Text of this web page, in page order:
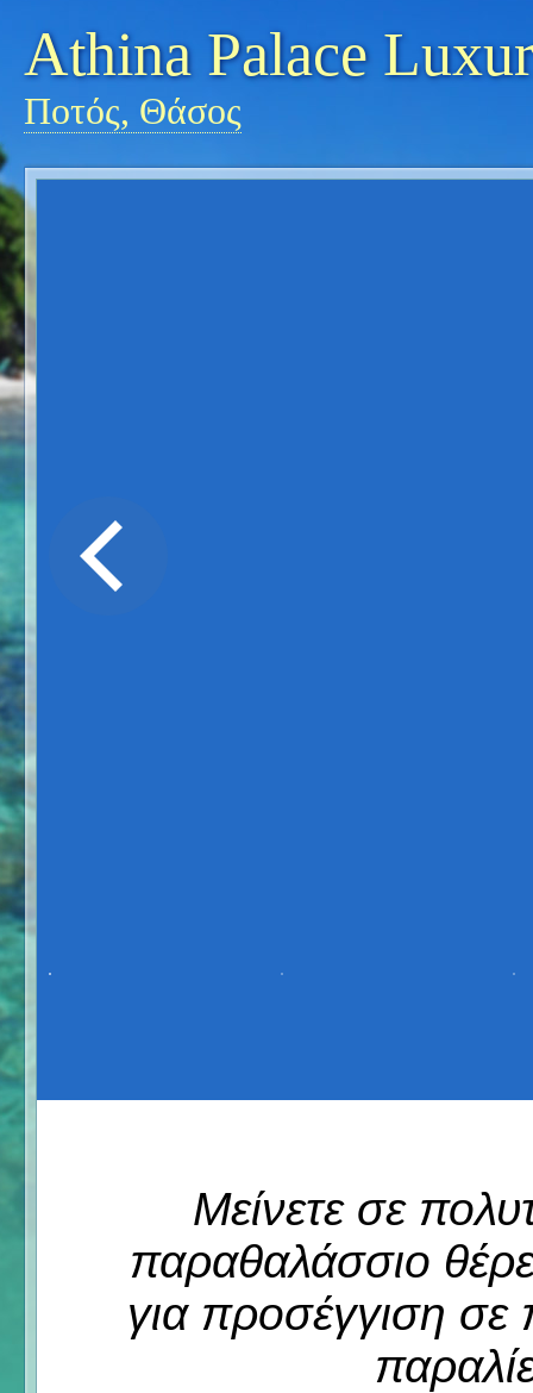
Athina Palace
Ποτός, Θάσος
Μείνετε σε
παραθαλάσσιο
για προσέγγιση σε